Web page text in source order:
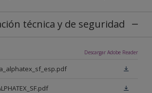
técnica y de seguridad
Descargar Adobe Reader